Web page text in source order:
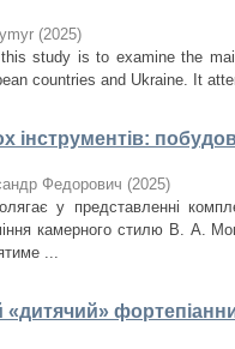
(2025)
study is to examine the
countries and Ukraine. It
інструментів:
Федорович (2025)
у представленні
камерного стилю В. А.
...
«дитячий»